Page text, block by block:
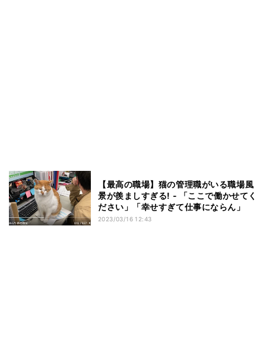
【最高の職場】猫の管理職がいる職場風
景が羨ましすぎる! - 「ここで働かせてく
ださい」「幸せすぎて仕事にならん」
2023/03/16 12:43